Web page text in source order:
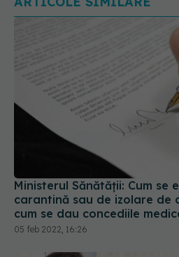
Ministerul Sănătății: Cum se
carantină sau de izolare de
cum se dau concediile
05 feb 2022, 16:26